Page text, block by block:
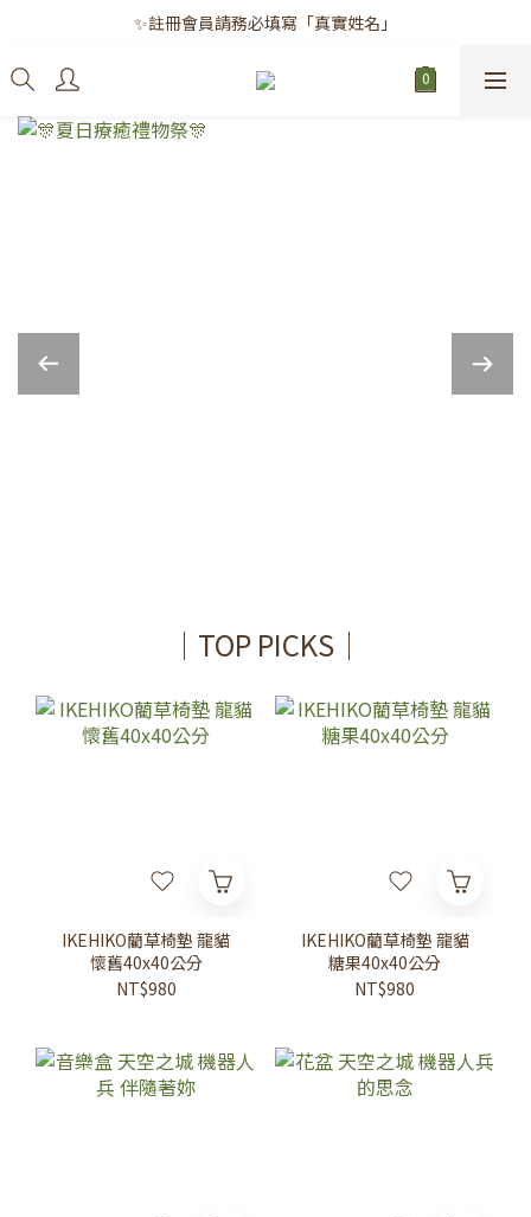
✨註冊會員請務必填寫「真實姓名」
✨註冊會員請務必填寫「真實姓名」
｜TOP PICKS｜
IKEHIKO藺草椅墊 龍貓
懷舊40x40公分
NT$980
IKEHIKO藺草椅墊 龍貓
糖果40x40公分
NT$980